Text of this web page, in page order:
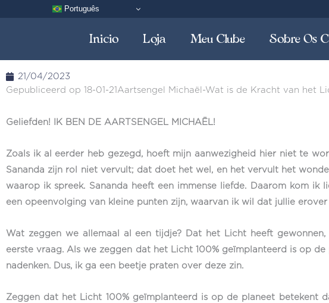
Português
Inicio Loja Meu Clube Sobre Os
21/04/2023
Gepubliceerd op 18-01-21Aartsengel Michaël-Wat is de Kracht van het
Geliefden! IK BEN DE AARTSENGEL MICHAËL!
Zoals ik al eerder heb gezegd, hoeft mijn aanwezigheid hier niet te
Sananda zijn rol niet vervult; dat doet het wel, en het vervult het
waarop ik spreek. Sananda heeft een immense liefde. Daarom kom
een opeenvolging van kleine punten zijn, waarvan ik wil dat jullie erover
Wat zeggen we allemaal al een tijdje? Dat het Licht heeft
eerste vraag. Als we zeggen dat het Licht 100% geïmplanteerd is op
nadenken. Dus, ik ga een beetje praten over deze zin.
Zeggen dat het Licht 100% geïmplanteerd is op de planeet